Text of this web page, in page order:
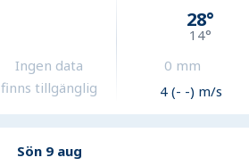
Ingen data
finns tillgänglig
28°
14°
0 mm
4 (- -) m/s
Sön 9 aug